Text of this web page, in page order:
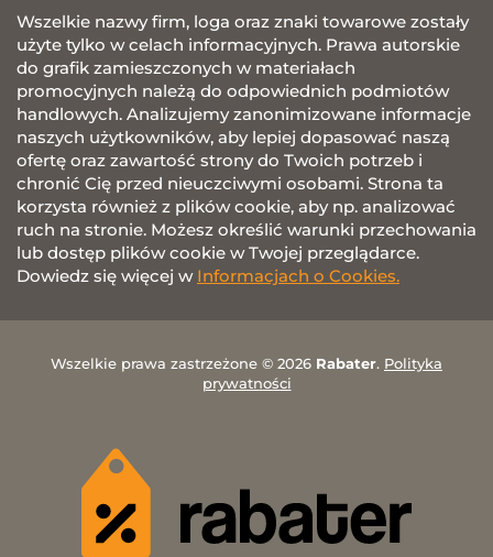
Wszelkie nazwy firm, loga oraz znaki towarowe zostały
użyte tylko w celach informacyjnych. Prawa autorskie
do grafik zamieszczonych w materiałach
promocyjnych należą do odpowiednich podmiotów
handlowych. Analizujemy zanonimizowane informacje
naszych użytkowników, aby lepiej dopasować naszą
ofertę oraz zawartość strony do Twoich potrzeb i
chronić Cię przed nieuczciwymi osobami. Strona ta
korzysta również z plików cookie, aby np. analizować
ruch na stronie. Możesz określić warunki przechowania
lub dostęp plików cookie w Twojej przeglądarce.
Dowiedz się więcej w Informacjach o Cookies.
Wszelkie prawa zastrzeżone © 2026 Rabater. Polityka
prywatności